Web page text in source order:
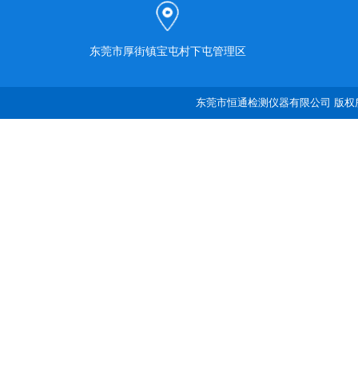
东莞市厚街镇宝屯村下屯管理区
东莞市恒通检测仪器有限公司 版